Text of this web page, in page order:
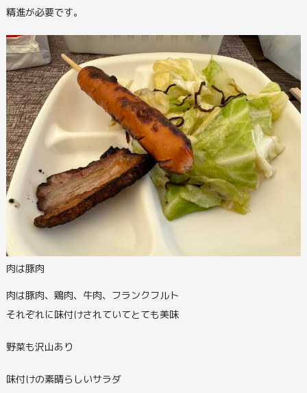
精進が必要です。
肉は豚肉
肉は豚肉、鶏肉、牛肉、フランクフルト
それぞれに味付けされていてとても美味
野菜も沢山あり
味付けの素晴らしいサラダ